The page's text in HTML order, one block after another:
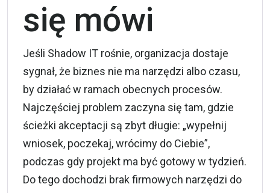
się mówi
Jeśli Shadow IT rośnie, organizacja dostaje
sygnał, że biznes nie ma narzędzi albo czasu,
by działać w ramach obecnych procesów.
Najczęściej problem zaczyna się tam, gdzie
ścieżki akceptacji są zbyt długie: „wypełnij
wniosek, poczekaj, wrócimy do Ciebie”,
podczas gdy projekt ma być gotowy w tydzień.
Do tego dochodzi brak firmowych narzędzi do